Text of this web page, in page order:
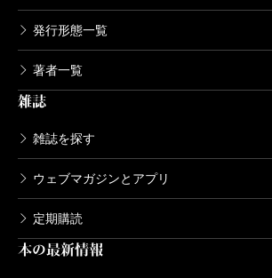
発行形態一覧
著者一覧
雑誌
雑誌を探す
ウェブマガジンとアプリ
定期購読
本の最新情報